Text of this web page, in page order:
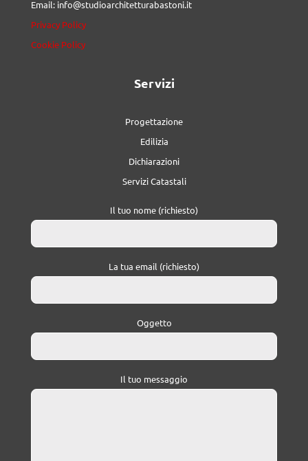
Email: info@studioarchitetturabastoni.it
Privacy Policy
Cookie Policy
Servizi
Progettazione
Edilizia
Dichiarazioni
Servizi Catastali
Il tuo nome (richiesto)
La tua email (richiesto)
Oggetto
Il tuo messaggio